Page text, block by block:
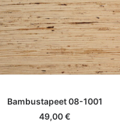
Bambustapeet 08-1001
49,00€